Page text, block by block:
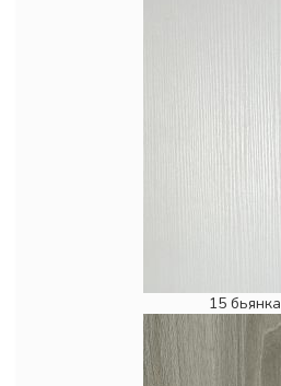
15 бьянка